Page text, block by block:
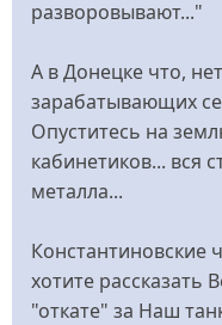
разворовывают..."
А в Донецке что,
зарабатывающих
Опуститесь на
кабинетиков... вся
металла...
Константиновские
хотите рассказать
"откате" за Наш